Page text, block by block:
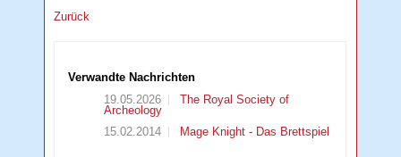
Zurück
Verwandte Nachrichten
19.05.2026
The Royal Society of
Archeology
15.02.2014
Mage Knight - Das Brettspiel